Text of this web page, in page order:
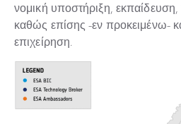
νομική υποστήριξη,
καθώς επίσης -εν προκειμένω-
επιχείρηση.